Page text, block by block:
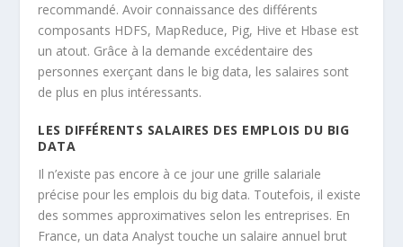
recommandé. Avoir connaissance des différents
composants HDFS, MapReduce, Pig, Hive et Hbase est
un atout. Grâce à la demande excédentaire des
personnes exerçant dans le big data, les salaires sont
de plus en plus intéressants.
LES DIFFÉRENTS SALAIRES DES EMPLOIS DU BIG
DATA
Il n’existe pas encore à ce jour une grille salariale
précise pour les emplois du big data. Toutefois, il existe
des sommes approximatives selon les entreprises. En
France, un data Analyst touche un salaire annuel brut